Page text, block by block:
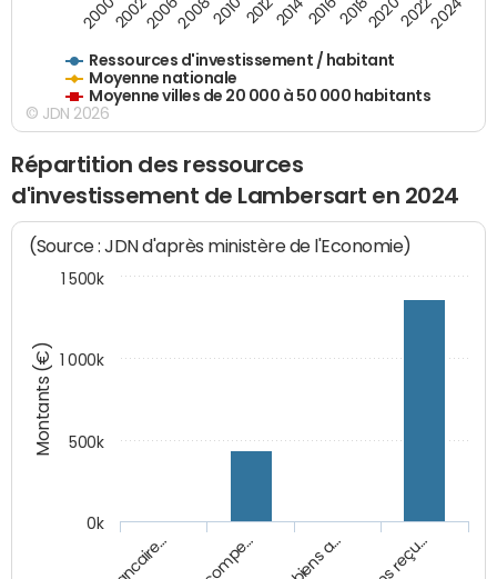
Ressources d'investissement / habitant
Moyenne nationale
Moyenne villes de 20 000 à 50 000 habitants
20002002200620082010 2012201420162018202020222024
© JDN 2026
Répartition des ressources
d'investissement de Lambersart en 2024
Montants (€)
(Source : JDN d'après ministère de l'Economie)
0k
500k
1 000k
1 500k